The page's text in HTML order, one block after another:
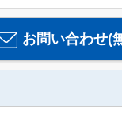
お問い合わせ(